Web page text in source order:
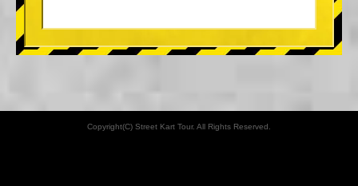
Copyright(C) Street Kart Tour. All Rights Reserved.